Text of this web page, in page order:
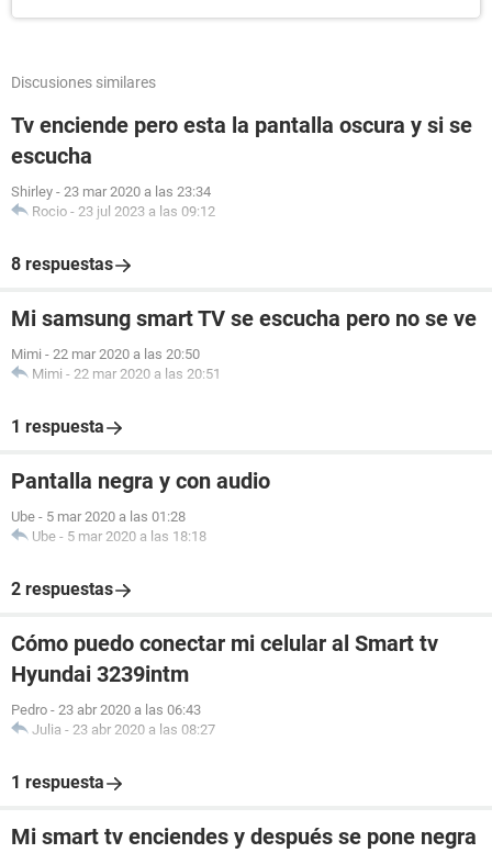
Discusiones similares
Tv enciende pero esta la pantalla oscura y si se
escucha
Shirley - 23 mar 2020 a las 23:34
Rocio - 23 jul 2023 a las 09:12
8 respuestas
Mi samsung smart TV se escucha pero no se ve
Mimi - 22 mar 2020 a las 20:50
Mimi - 22 mar 2020 a las 20:51
1 respuesta
Pantalla negra y con audio
Ube - 5 mar 2020 a las 01:28
Ube - 5 mar 2020 a las 18:18
2 respuestas
Cómo puedo conectar mi celular al Smart tv
Hyundai 3239intm
Pedro - 23 abr 2020 a las 06:43
Julia - 23 abr 2020 a las 08:27
1 respuesta
Mi smart tv enciendes y después se pone negra